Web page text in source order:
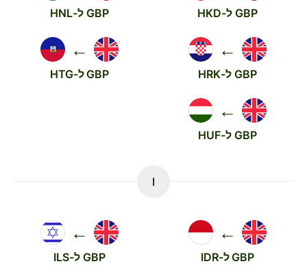
GBP ל-HKD GBP ל-HNL
←
GBP ל-HRK
←
GBP ל-HTG
←
GBP ל-HUF
I
←
GBP ל-IDR
←
GBP ל-ILS